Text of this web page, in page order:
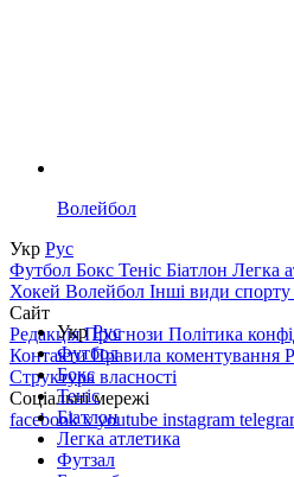
Волейбол
Укр Рус
Футбол Бокс Теніс Біатлон Легка
Хокей Волейбол Інші види спорту
Сайт
РедакціяПрогнози Політика
КонтактиПравила коментування
Структура власності
Соціальні мережі
facebookxyoutube instagram
УкрРус
Футбол
Бокс
Теніс
Біатлон
Легка атлетика
Футзал